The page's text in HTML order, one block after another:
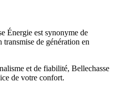
Énergie est synonyme de
de génération en
et de fiabilité, Bellechasse
de votre confort.